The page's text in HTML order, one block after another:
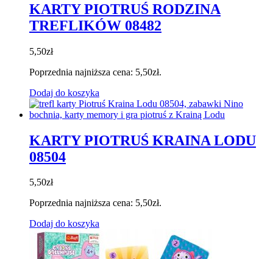
KARTY PIOTRUŚ RODZINA
TREFLIKÓW 08482
5,50zł
Poprzednia najniższa cena: 5,50zł.
Dodaj do koszyka
KARTY PIOTRUŚ KRAINA LODU
08504
5,50zł
Poprzednia najniższa cena: 5,50zł.
Dodaj do koszyka